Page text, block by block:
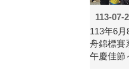
113-07-
113年6
舟錦標賽
午慶佳節